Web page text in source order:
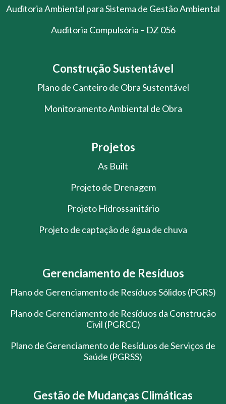
Auditoria Ambiental para Sistema de Gestão Ambiental
Auditoria Compulsória – DZ 056
Construção Sustentável
Plano de Canteiro de Obra Sustentável
Monitoramento Ambiental de Obra
Projetos
As Built
Projeto de Drenagem
Projeto Hidrossanitário
Projeto de captação de água de chuva
Gerenciamento de Resíduos
Plano de Gerenciamento de Resíduos Sólidos (PGRS)
Plano de Gerenciamento de Resíduos da Construção
Civil (PGRCC)
Plano de Gerenciamento de Resíduos de Serviços de
Saúde (PGRSS)
Gestão de Mudanças Climáticas